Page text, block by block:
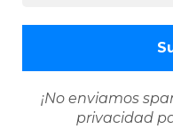
¡No enviamos
privacidad